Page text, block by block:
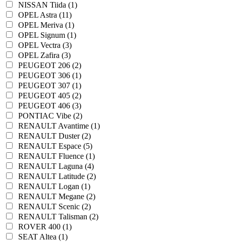
NISSAN Tiida (1)
OPEL Astra (11)
OPEL Meriva (1)
OPEL Signum (1)
OPEL Vectra (3)
OPEL Zafira (3)
PEUGEOT 206 (2)
PEUGEOT 306 (1)
PEUGEOT 307 (1)
PEUGEOT 405 (2)
PEUGEOT 406 (3)
PONTIAC Vibe (2)
RENAULT Avantime (1)
RENAULT Duster (2)
RENAULT Espace (5)
RENAULT Fluence (1)
RENAULT Laguna (4)
RENAULT Latitude (2)
RENAULT Logan (1)
RENAULT Megane (2)
RENAULT Scenic (2)
RENAULT Talisman (2)
ROVER 400 (1)
SEAT Altea (1)